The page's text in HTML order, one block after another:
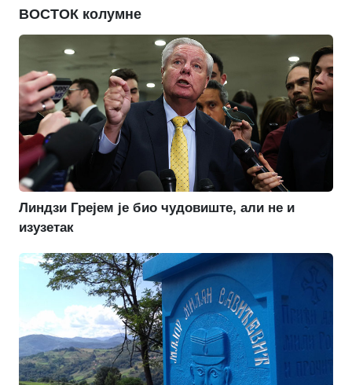
ВОСТОК колумне
Линдзи Грејем је био чудовиште, али не и
изузетак